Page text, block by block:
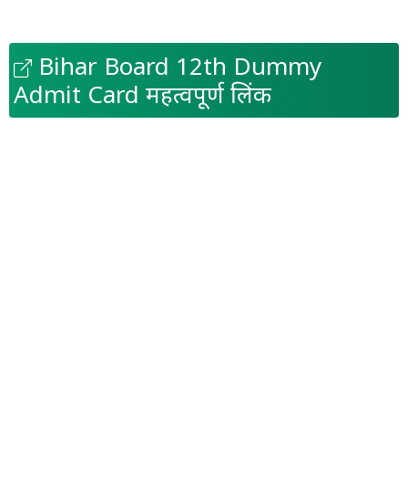
Bihar Board 12th Dummy
Admit Card महत्वपूर्ण लिंक